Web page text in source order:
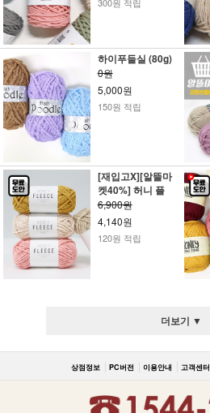
300원 적립
하이푸들실 (80g)
0원
5,000원
150원 적립
[재입고X][알뜰마
켓40%] 허니 플
6,900원
4,140원
120원 적립
더보기 ▼
상점정보 PC버전 이용안내 고객센터